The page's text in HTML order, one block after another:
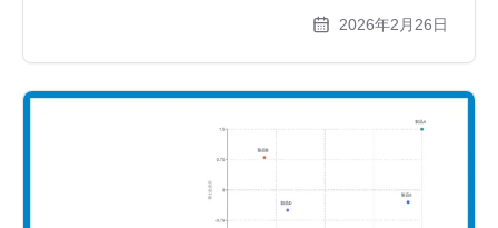
2026年2月26日